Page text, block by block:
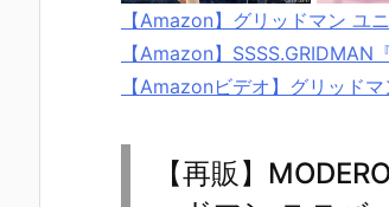
【Amazon】グリッドマン ユ
【Amazon】SSSS.GRIDMAN
【Amazonビデオ】グリッド
【再販】